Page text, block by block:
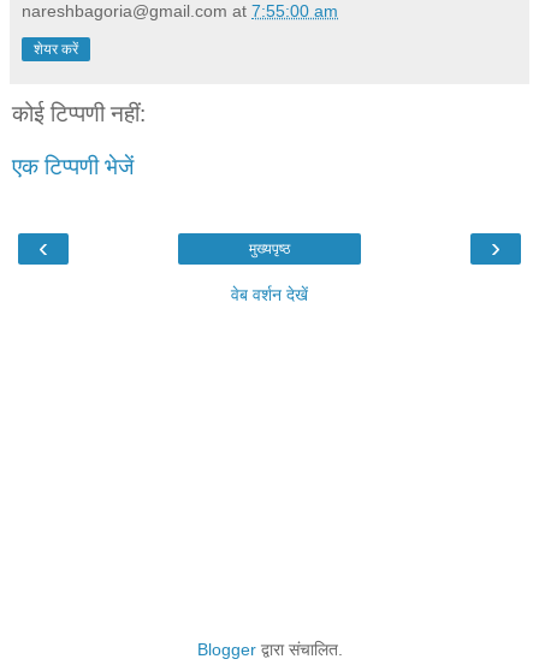
nareshbagoria@gmail.com at 7:55:00 am
शेयर करें
कोई टिप्पणी नहीं:
एक टिप्पणी भेजें
‹ ›
मुख्यपृष्ठ
वेब वर्शन देखें
Bloggerद्वारा संचालित.